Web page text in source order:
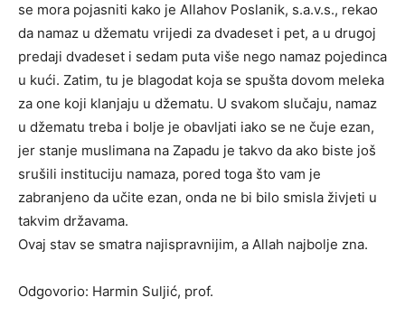
se mora pojasniti kako je Allahov Poslanik, s.a.v.s., rekao
da namaz u džematu vrijedi za dvadeset i pet, a u drugoj
predaji dvadeset i sedam puta više nego namaz pojedinca
u kući. Zatim, tu je blagodat koja se spušta dovom meleka
za one koji klanjaju u džematu. U svakom slučaju, namaz
u džematu treba i bolje je obavljati iako se ne čuje ezan,
jer stanje muslimana na Zapadu je takvo da ako biste još
srušili instituciju namaza, pored toga što vam je
zabranjeno da učite ezan, onda ne bi bilo smisla živjeti u
takvim državama.
Ovaj stav se smatra najispravnijim, a Allah najbolje zna.
Odgovorio: Harmin Suljić, prof.